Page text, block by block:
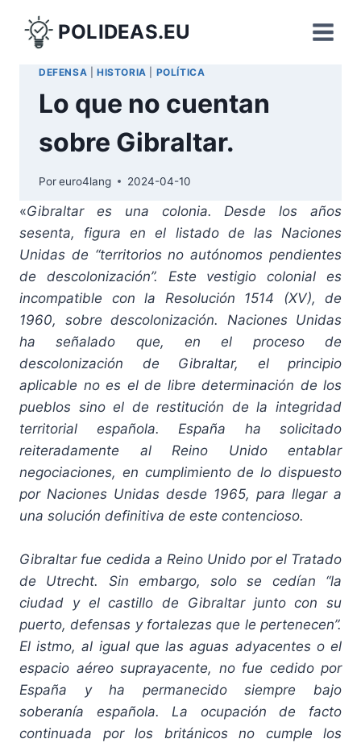
contenido
POLIDEAS.EU
DEFENSA HISTORIA POLÍTICA
Lo que no cuentan
sobre Gibraltar.
Poreuro4lang 2024-04-10
«Gibraltar es una colonia. Desde los años
sesenta, figura en el listado de las Naciones
Unidas de “territorios no autónomos pendientes
de descolonización”. Este vestigio colonial es
incompatible con la Resolución 1514 (XV), de
1960, sobre descolonización. Naciones Unidas
ha señalado que, en el proceso de
descolonización de Gibraltar, el principio
aplicable no es el de libre determinación de los
pueblos sino el de restitución de la integridad
territorial española. España ha solicitado
reiteradamente al Reino Unido entablar
negociaciones, en cumplimiento de lo dispuesto
por Naciones Unidas desde 1965, para llegar a
una solución definitiva de este contencioso.
Gibraltar fue cedida a Reino Unido por el Tratado
de Utrecht. Sin embargo, solo se cedían “la
ciudad y el castillo de Gibraltar junto con su
puerto, defensas y fortalezas que le pertenecen”.
El istmo, al igual que las aguas adyacentes o el
espacio aéreo suprayacente, no fue cedido por
España y ha permanecido siempre bajo
soberanía española. La ocupación de facto
continuada por los británicos no cumple los